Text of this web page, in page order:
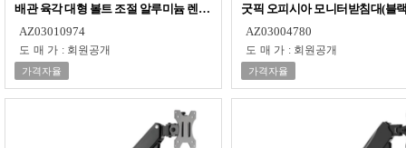
배관 육각 대형 볼트 조절 알루미늄 렌치 68mm
AZ03010974
도매가 : 회원공개
가격자율
굿픽 오피시아 모니터받침대(블
AZ03004780
도매가 : 회원공개
가격자율